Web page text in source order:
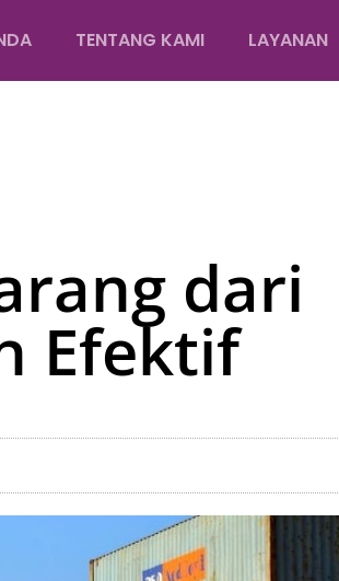
TENTANG KAMI LAYANAN
dari
Efektif